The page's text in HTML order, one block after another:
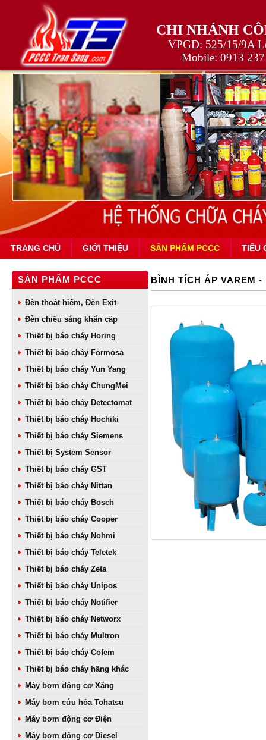
CHI NHÁNH
VPGD: 525/15/9A
Mobile: 0913
TRANG CHỦ GIỚI THIỆU SẢN PHẨM PCCC TIÊU
SẢN PHẨM PCCC
Đèn thoát hiểm, Đèn Exit
Đèn chiếu sáng khẩn cấp
Thiết bị báo cháy Horing
Thiết bị báo cháy Formosa
Thiết bị báo cháy Yun Yang
Thiết bị báo cháy ChungMei
Thiết bị báo cháy Detectomat
Thiết bị báo cháy Hochiki
Thiết bị báo cháy Siemens
Thiết bị System Sensor
Thiết bị báo cháy GST
Thiết bị báo cháy Nittan
Thiết bị báo cháy Bosch
Thiết bị báo cháy Cooper
Thiết bị báo cháy Nohmi
Thiết bị báo cháy Teletek
Thiết bị báo cháy Zeta
Thiết bị báo cháy Unipos
Thiết bị báo cháy Notifier
Thiết bị báo cháy Networx
Thiết bị báo cháy Multron
Thiết bị báo cháy Cofem
Thiết bị báo cháy hãng khác
Máy bơm động cơ Xăng
Máy bơm cứu hỏa Tohatsu
Máy bơm động cơ Điện
Máy bơm động cơ Diesel
BÌNH TÍCH ÁP VAREM -